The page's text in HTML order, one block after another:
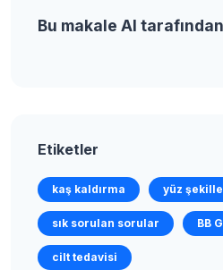
Bu makale AI
Etiketler
kaş kaldırma yüz
sık sorulan sorular BB
cilt tedavisi